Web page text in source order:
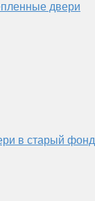
двери
в старый фонд